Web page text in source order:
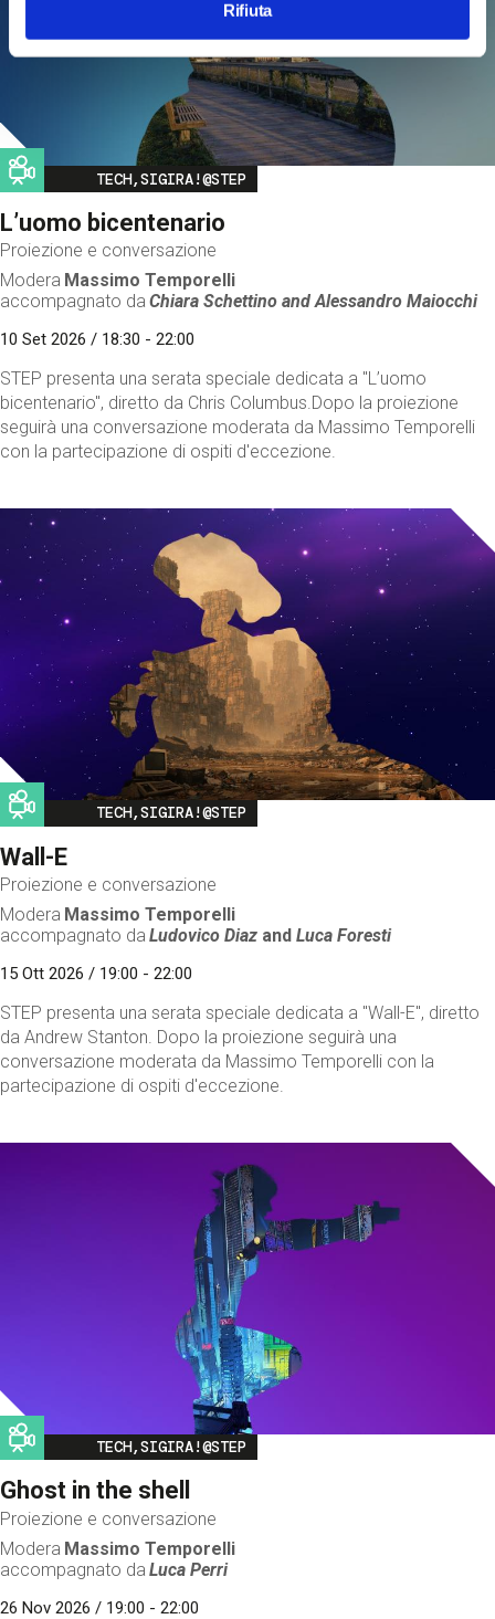
Rifiuta
Image
TECH,SIGIRA!@STEP
L’uomo bicentenario
Proiezione e conversazione
Modera Massimo Temporelli
accompagnato da Chiara Schettino andAlessandro Maiocchi
10 Set 2026 / 18:30 - 22:00
STEP presenta una serata speciale dedicata a "L’uomo
bicentenario", diretto da Chris Columbus.Dopo la proiezione
seguirà una conversazione moderata da Massimo Temporelli
con la partecipazione di ospiti d'eccezione.
Image
TECH,SIGIRA!@STEP
Wall-E
Proiezione e conversazione
Modera Massimo Temporelli
accompagnato da Ludovico Diaz andLuca Foresti
15 Ott 2026 / 19:00 - 22:00
STEP presenta una serata speciale dedicata a "Wall-E", diretto
da Andrew Stanton. Dopo la proiezione seguirà una
conversazione moderata da Massimo Temporelli con la
partecipazione di ospiti d'eccezione.
Image
TECH,SIGIRA!@STEP
Ghost in the shell
Proiezione e conversazione
Modera Massimo Temporelli
accompagnato da Luca Perri
26 Nov 2026 / 19:00 - 22:00